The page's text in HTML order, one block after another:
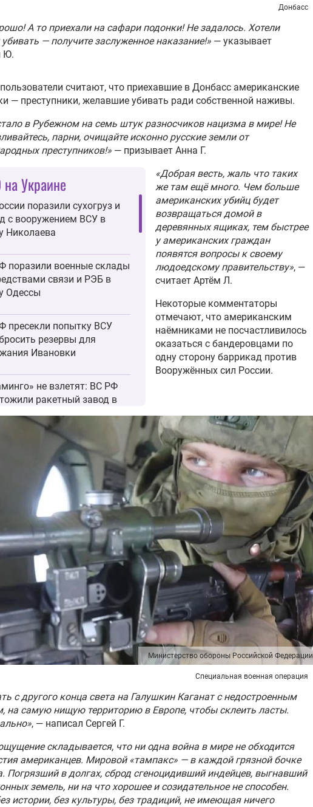
Донбасс
А то приехали на сафари подонки! Не задалось. Хотели
убивать — получите заслуженное наказание!» — указывает
Ю.
считают, что приехавшие в Донбасс американские
— преступники, желавшие убивать ради собственной наживы.
в Рубежном на семь штук разносчиков нацизма в мире! Не
парни, очищайте исконно русские земли от
преступников!» — призывает Анна Г.
Украине
поразили сухогруз и
с вооружением ВСУ в
Николаева
поразили военные склады
связи и РЭБ в
Одессы
пресекли попытку ВСУ
резервы для
Ивановки
не взлетят: ВС РФ
ракетный завод в
часть бригады
на север
области
«Геранью»
украинскую РЛС в
области
поразили объекты
используемой
ПВО сбили за сутки 828
и реактивный
Vampire ВСУ
бойцы освободили
в Харьковской
сообщил об
82 БПЛА на
к Москве за неделю
«Добрая весть, жаль что таких
же там ещё много. Чем больше
американских убийц будет
возвращаться домой в
деревянных ящиках, тем быстрее
у американских граждан
появятся вопросы к своему
людоедскому правительству», —
считает Артём Л.
Некоторые комментаторы
отмечают, что американским
наёмниками не посчастливилось
оказаться с бандеровцами по
одну сторону баррикад против
Вооружённых сил России.
Министерство обороны Российской Федерации
Специальная военная операция
с другого конца света на Галушкин Каганат с недостроенным
на самую нищую территорию в Европе, чтобы склеить ласты.
, — написал Сергей Г.
складывается, что ни одна война в мире не обходится
американцев. Мировой «тампакс» — в каждой грязной бочке
Погрязший в долгах, сброд сгеноцидивший индейцев, выгнавший
земель, ни на что хорошее и созидательное не способен.
истории, без культуры, без традиций, не имеющая ничего